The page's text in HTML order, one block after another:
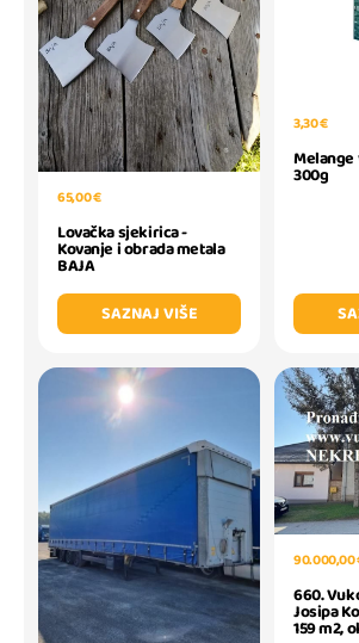
65,00 €
Lovačka sjekirica -
Kovanje i obrada metala
BAJA
SAZNAJ VIŠE
3,30 €
Melange
300g
90.000,00
660.
Josipa
159 m2,